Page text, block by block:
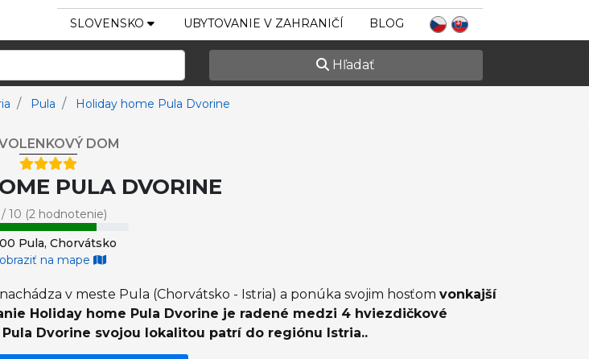
SLOVENSKO UBYTOVANIE V ZAHRANIČÍ BLOG
Hľadať
Pula Holiday home Pula Dvorine
DOM
PULA DVORINE
10 (2 hodnotenie)
Pula, Chorvátsko
na mape
v meste Pula (Chorvátsko - Istria) a ponúka svojim hosťom vonkajší
Holiday home Pula Dvorine je radené medzi 4 hviezdičkové
Dvorine svojou lokalitou patrí do regiónu Istria..